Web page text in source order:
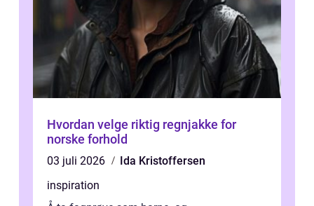
Hvordan velge riktig regnjakke for
norske forhold
03 juli 2026
Ida Kristoffersen
inspiration